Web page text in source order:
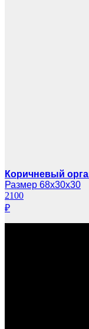
Коричневый
Размер 68х30х30
2100
₽